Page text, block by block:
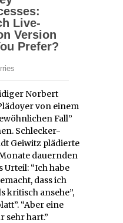
Norbert
von einem
Fall”
Schlecker-
Geiwitz plädierte
dauernden
Urteil: “Ich habe
dass ich
kritisch ansehe”,
“Aber eine
sehr hart.”